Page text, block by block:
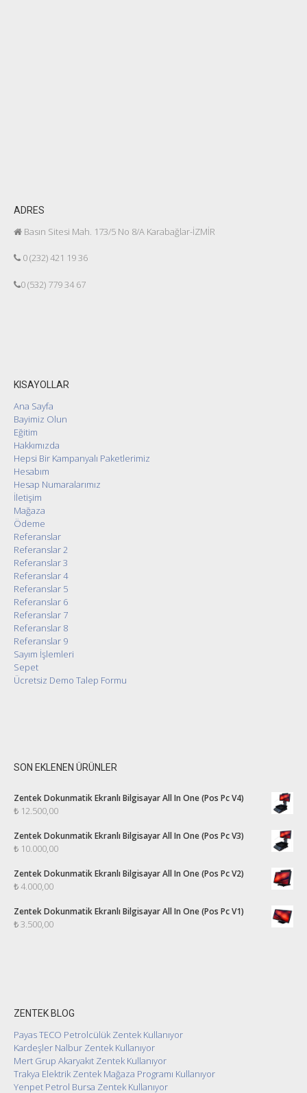
ADRES
Basın Sitesi Mah. 173/5 No 8/A Karabağlar-İZMİR
0 (232) 421 19 36
0 (532) 779 34 67
KISAYOLLAR
Ana Sayfa
Bayimiz Olun
Eğitim
Hakkımızda
Hepsi Bir Kampanyalı Paketlerimiz
Hesabım
Hesap Numaralarımız
İletişim
Mağaza
Ödeme
Referanslar
Referanslar 2
Referanslar 3
Referanslar 4
Referanslar 5
Referanslar 6
Referanslar 7
Referanslar 8
Referanslar 9
Sayım İşlemleri
Sepet
Ücretsiz Demo Talep Formu
SON EKLENEN ÜRÜNLER
Zentek Dokunmatik Ekranlı Bilgisayar All In One (Pos Pc V4)
₺ 12.500,00
Zentek Dokunmatik Ekranlı Bilgisayar All In One (Pos Pc V3)
₺ 10.000,00
Zentek Dokunmatik Ekranlı Bilgisayar All In One (Pos Pc V2)
₺4.000,00
Zentek Dokunmatik Ekranlı Bilgisayar All In One (Pos Pc V1)
₺3.500,00
ZENTEK BLOG
Payas TECO Petrolcülük Zentek Kullanıyor
Kardeşler Nalbur Zentek Kullanıyor
Mert Grup Akaryakıt Zentek Kullanıyor
Trakya Elektrik Zentek Mağaza Programı Kullanıyor
Yenpet Petrol Bursa Zentek Kullanıyor